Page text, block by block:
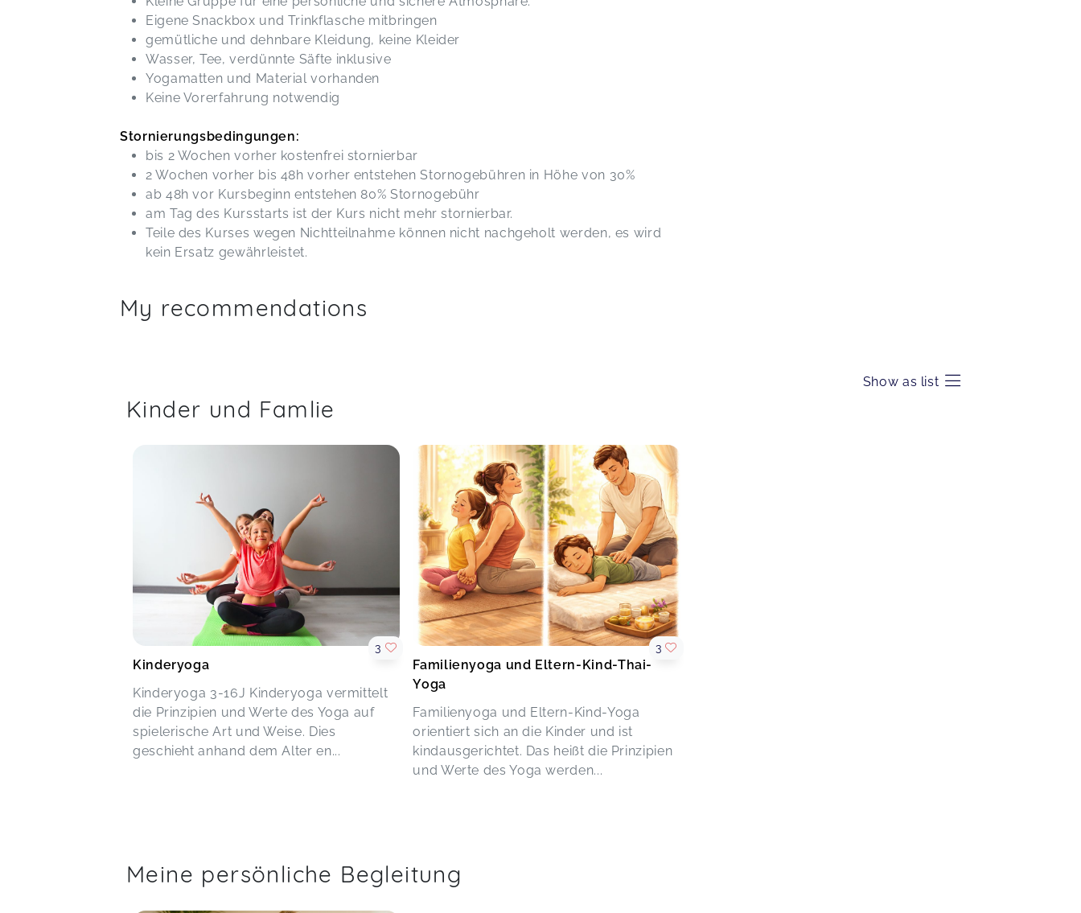
Eigene Snackbox und Trinkflasche mitbringen
gemütliche und dehnbare Kleidung, keine Kleider
Wasser, Tee, verdünnte Säfte inklusive
Yogamatten und Material vorhanden
Keine Vorerfahrung notwendig
Stornierungsbedingungen:
bis 2 Wochen vorher kostenfrei stornierbar
2 Wochen vorher bis 48h vorher entstehen Stornogebühren in Höhe von 30%
ab 48h vor Kursbeginn entstehen 80% Stornogebühr
am Tag des Kursstarts ist der Kurs nicht mehr stornierbar.
Teile des Kurses wegen Nichtteilnahme können nicht nachgeholt werden, es wird
kein Ersatz gewährleistet.
My recommendations
Show as list
Kinder und Famlie
Kinderyoga
Kinderyoga 3-16J Kinderyoga vermittelt
die Prinzipien und Werte des Yoga auf
spielerische Art und Weise. Dies
geschieht anhand dem Alter en...
3
Familienyoga und Eltern-Kind-Thai-
Yoga
Familienyoga und Eltern-Kind-Yoga
orientiert sich an die Kinder und ist
kindausgerichtet. Das heißt die Prinzipien
und Werte des Yoga werden...
3
Meine persönliche Begleitung